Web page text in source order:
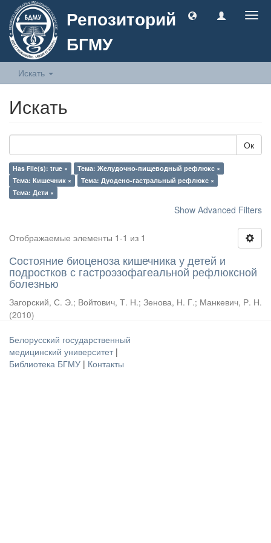
Репозиторий
БГМУ
Искать
Искать
Ок
Has File(s): true ×
Тема: Желудочно-пищеводный рефлюкс ×
Тема: Кишечник ×
Тема: Дуодено-гастральный рефлюкс ×
Тема: Дети ×
Show Advanced Filters
Отображаемые элементы 1-1 из 1
Состояние биоценоза кишечника у детей и
подростков с гастроэзофагеальной рефлюксной
болезнью
Загорский, С. Э.; Войтович, Т. Н.; Зенова, Н. Г.; Манкевич, Р. Н.
(2010)
Белорусский государственный
медицинский университет |
Библиотека БГМУ | Контакты